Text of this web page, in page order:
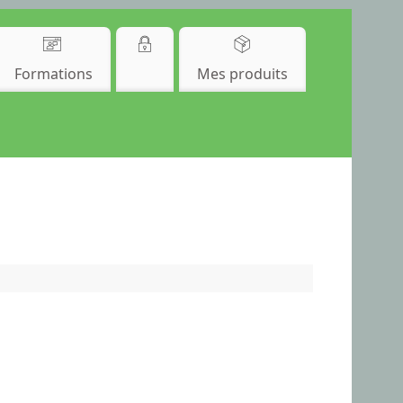
Formations Mes produits